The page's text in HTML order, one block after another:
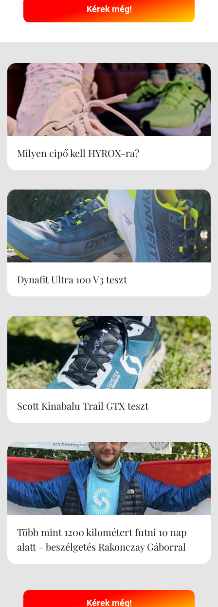
Kérek még!
Milyen cipő kell HYROX-ra?
Dynafit Ultra 100 V3 teszt
Scott Kinabalu Trail GTX teszt
Több mint 1200 kilométert futni 10 nap
alatt - beszélgetés Rakonczay Gáborral
Kérek még!